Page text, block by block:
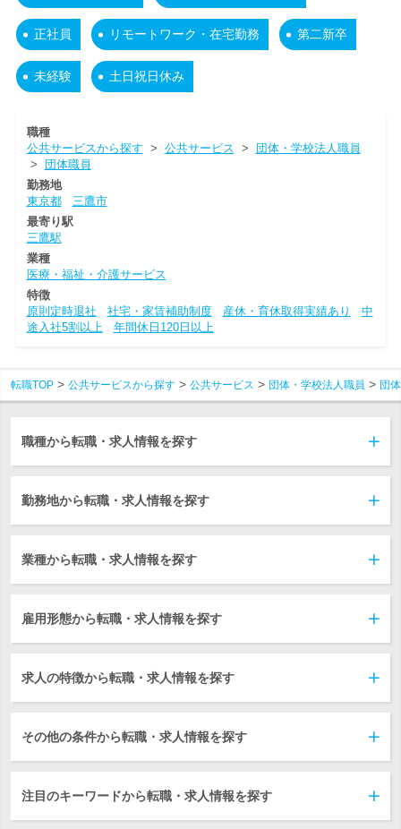
正社員 リモートワーク・在宅勤務 第二新卒
未経験 土日祝日休み
職種
公共サービスから探す > 公共サービス >
団体・学校法人職員
>
団体職員
勤務地
東京都
三鷹市
最寄り駅
三鷹駅
業種
医療・福祉・介護サービス
特徴
原則定時退社
社宅・家賃補助制度 産休・育休取得実績あり
中
途入社5割以上
年間休日120日以上
転職TOP 公共サービスから探す 公共サービス 団体・学校法人職員 団
職種から転職・求人情報を探す
勤務地から転職・求人情報を探す
業種から転職・求人情報を探す
雇用形態から転職・求人情報を探す
求人の特徴から転職・求人情報を探す
その他の条件から転職・求人情報を探す
注目のキーワードから転職・求人情報を探す